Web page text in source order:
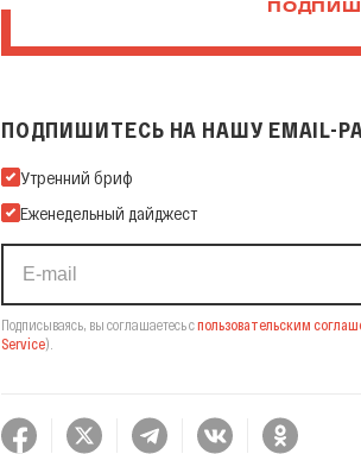
ПОДПИШИТЕСЬ НА НАШУ EMAIL-
Подпишитесь на нашу Email-рассылку
Утренний бриф
Еженедельный дайджест
Подписываясь, вы соглашаетесь спользовательским
Service).